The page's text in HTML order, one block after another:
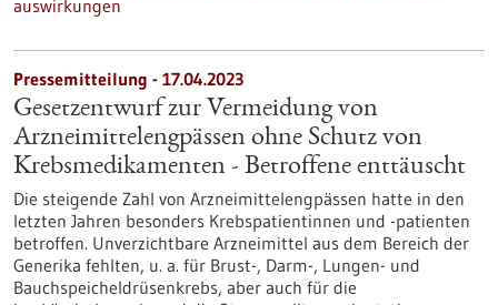
auswirkungen
Pressemitteilung - 17.04.2023
Gesetzentwurf zur Vermeidung von
Arzneimittelengpässen ohne Schutz von
Krebsmedikamenten - Betroffene enttäuscht
Die steigende Zahl von Arzneimittelengpässen hatte in den
letzten Jahren besonders Krebspatientinnen und -patienten
betroffen. Unverzichtbare Arzneimittel aus dem Bereich der
Generika fehlten, u. a. für Brust-, Darm-, Lungen- und
Bauchspeicheldrüsenkrebs, aber auch für die